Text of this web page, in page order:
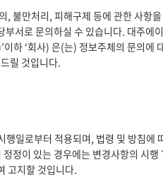
, 불만처리, 피해구제 등에 관한 사항을
부서로 문의하실 수 있습니다. 대주에이
하 ‘회사) 은(는) 정보주체의 문의에
릴 것입니다.
일로부터 적용되며, 법령 및 방침에
정이 있는 경우에는 변경사항의 시행
고지할 것입니다.